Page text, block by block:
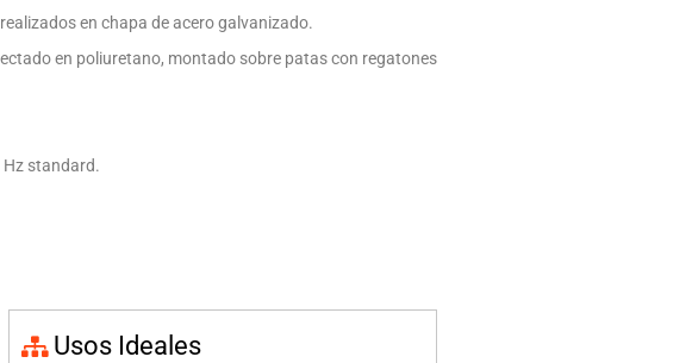
en chapa de acero galvanizado.
en poliuretano, montado sobre patas con regatones
standard.
Usos Ideales